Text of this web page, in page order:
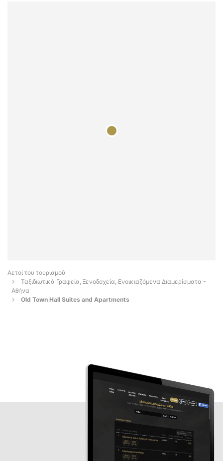
Αετοί του τουρισμού
Ταξιδιωτικά Γραφεία, Ξενοδοχεία, Ενοικιαζόμενα Διαμερίσματα -
Αθήνα
Old Town Hall Suites and Apartments